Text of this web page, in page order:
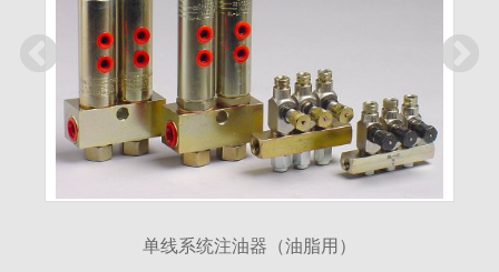
单线系统注油器（油脂用）